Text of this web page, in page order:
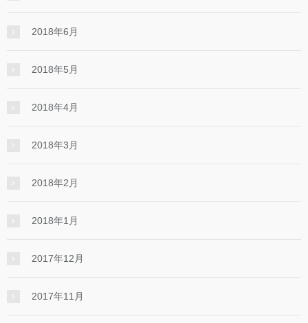
2018年6月
2018年5月
2018年4月
2018年3月
2018年2月
2018年1月
2017年12月
2017年11月